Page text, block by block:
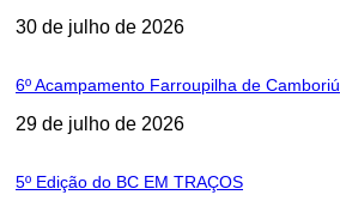
30 de julho de 2026
6º Acampamento Farroupilha de Camboriú
29 de julho de 2026
5º Edição do BC EM TRAÇOS